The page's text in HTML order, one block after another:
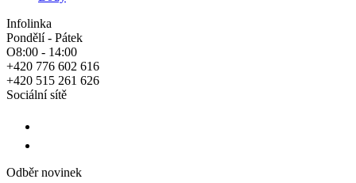
Infolinka
Pondělí - Pátek
O8:00 - 14:00
+420 776 602 616
+420 515 261 626
Sociální sítě
Odběr novinek